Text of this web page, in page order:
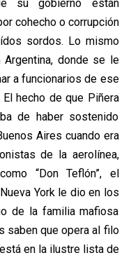
su gobierno están
cohecho o corrupción
sordos. Lo mismo
donde se le
a funcionarios de ese
hecho de que Piñera
de haber sostenido
Aires cuando era
de la aerolínea,
“Don Teflón”, el
York le dio en los
de la familia mafiosa
saben que opera al filo
en la ilustre lista de